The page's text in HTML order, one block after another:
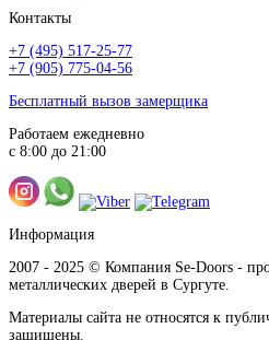
Орех латино
Контакты
+7 (495) 517-25-77
+7 (905) 775-04-56
Бесплатный вызов замерщика
Работаем ежедневно
с 8:00 до 21:00
Информация
2007 - 2025 © Компания Se-Doors -
металлических дверей в Сургуте.
Материалы сайта не относятся к
защищены.